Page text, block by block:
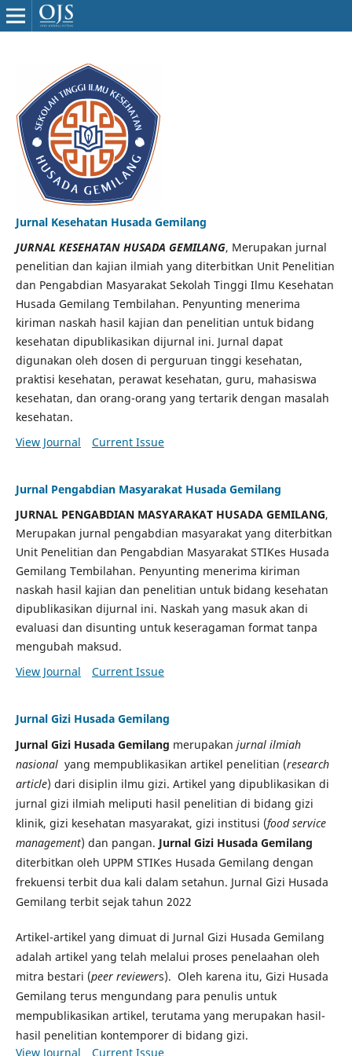
Jurnal Kesehatan Husada Gemilang
JURNAL KESEHATAN HUSADA GEMILANG, Merupakan jurnal
penelitian dan kajian ilmiah yang diterbitkan Unit Penelitian
dan Pengabdian Masyarakat Sekolah Tinggi Ilmu Kesehatan
Husada Gemilang Tembilahan. Penyunting menerima
kiriman naskah hasil kajian dan penelitian untuk bidang
kesehatan dipublikasikan dijurnal ini. Jurnal dapat
digunakan oleh dosen di perguruan tinggi kesehatan,
praktisi kesehatan, perawat kesehatan, guru, mahasiswa
kesehatan, dan orang-orang yang tertarik dengan masalah
kesehatan.
View Journal
Current Issue
Jurnal Pengabdian Masyarakat Husada Gemilang
JURNAL PENGABDIAN MASYARAKAT HUSADA GEMILANG,
Merupakan jurnal pengabdian masyarakat yang diterbitkan
Unit Penelitian dan Pengabdian Masyarakat STIKes Husada
Gemilang Tembilahan. Penyunting menerima kiriman
naskah hasil kajian dan penelitian untuk bidang kesehatan
dipublikasikan dijurnal ini. Naskah yang masuk akan di
evaluasi dan disunting untuk keseragaman format tanpa
mengubah maksud.
View Journal
Current Issue
Jurnal Gizi Husada Gemilang
Jurnal Gizi Husada Gemilang merupakan jurnal ilmiah
nasionalyang mempublikasikan artikel penelitian (research
article) dari disiplin ilmu gizi. Artikel yang dipublikasikan di
jurnal gizi ilmiah meliputi hasil penelitian di bidang gizi
klinik, gizi kesehatan masyarakat, gizi institusi (food service
management) dan pangan. Jurnal Gizi Husada Gemilang
diterbitkan oleh UPPM STIKes Husada Gemilang dengan
frekuensi terbit dua kali dalam setahun. Jurnal Gizi Husada
Gemilang terbit sejak tahun 2022
Artikel-artikel yang dimuat di Jurnal Gizi Husada Gemilang
adalah artikel yang telah melalui proses penelaahan oleh
mitra bestari (peer reviewers). Oleh karena itu, Gizi Husada
Gemilang terus mengundang para penulis untuk
mempublikasikan artikel, terutama yang merupakan hasil-
hasil penelitian kontemporer di bidang gizi.
View Journal
Current Issue